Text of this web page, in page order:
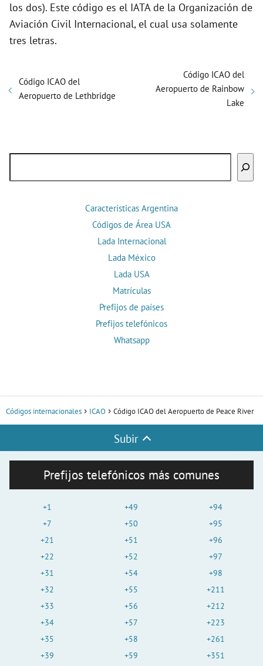
los dos). Este código es el IATA de la Organización de
Aviación Civil Internacional, el cual usa solamente
tres letras.
Código ICAO del
Aeropuerto de Lethbridge
Código ICAO del
Aeropuerto de Rainbow
Lake
Características Argentina
Códigos de Área USA
Lada Internacional
Lada México
Lada USA
Matrículas
Prefijos de países
Prefijos telefónicos
Whatsapp
Códigos internacionales ICAO Código ICAO del Aeropuerto de Peace River
Subir
Prefijos telefónicos más comunes
+1
+7
+21
+22
+31
+32
+33
+34
+35
+39
+49
+50
+51
+52
+54
+55
+56
+57
+58
+59
+94
+95
+96
+97
+98
+211
+212
+223
+261
+351